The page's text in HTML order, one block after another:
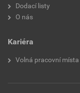
Dodací listy
O nás
Kariéra
Volná pracovní místa